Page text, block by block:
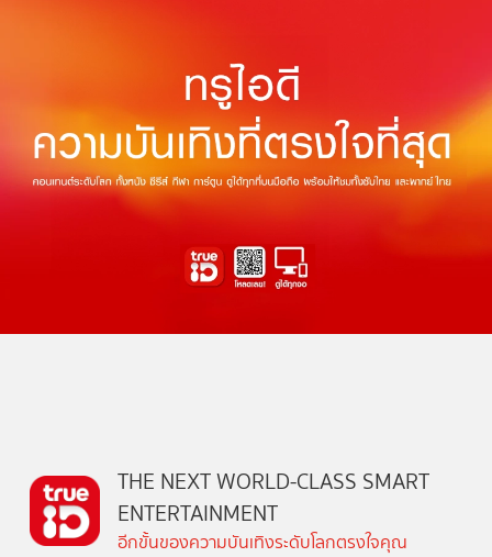
THE NEXT WORLD-CLASS SMART
ENTERTAINMENT
อีกขั้นของความบันเทิงระดับโลกตรงใจคุณ